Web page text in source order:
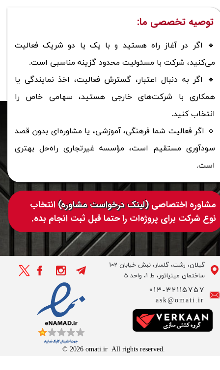
🔹 اگر در آغاز راه هستید و با یک یا دو شریک فعالیت
می‌کنید، شرکت با مسئولیت محدود گزینه مناسبی است.
🔹 اگر به دنبال اعتبار، گسترش فعالیت، اخذ نمایندگی یا
همکاری با شرکت‌های خارجی هستید، سهامی خاص را
انتخاب کنید.
​​​​​​​🔹 اگر فعالیت شما فرهنگی، آموزشی، یا مشاوره‌ای بدون قصد
سودآوری مستقیم است، مؤسسه غیرتجاری راه‌حل بهتری
است.​​​​​​
توصیه تخصصی ما:​​​​​​​
مشاوره اختصاصی(لینک درخواست مشاوره)انتخاب
نوع شرکت برای پروژه‌ات را حتما قبل ثبت انجام بده.​​​​​​​
گیلان، رشت، گلسار، نبش خیابان 102
ساختمان مینیاتور، ط 1، واحد 5
ask@omati.ir
© 2026 omati.ir All rights reserved.
۰۱۳-۳۲۱۱۵۷۵۷